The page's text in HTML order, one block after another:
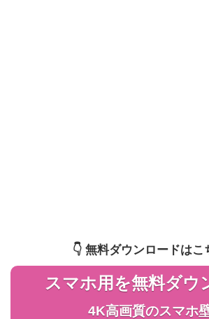
👇️ 無料ダウンロードはこ
スマホ用を無料ダウ
4K高画質のスマホ